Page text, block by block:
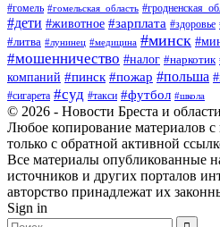
#гомель #гомельская_область
#дети #животное #зарплата #здоровье
#литва #лунинец #медицина #минск
#мошенничество #налог #наркотик
компаний #пинск #пожар #польша
#сигарета #суд #такси #футбол #школа
© 2026 - Новости Бреста и
Любое копирование материалов с
только с обратной активной
Все материалы опубликованные
источников и других порталов
авторство принадлежат их
Sign in